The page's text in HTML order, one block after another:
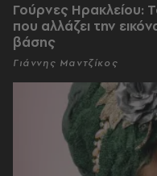
Γούρνες Ηρακλείου:
που αλλάζει την
βάσης
Γιάννης Μαντζίκος